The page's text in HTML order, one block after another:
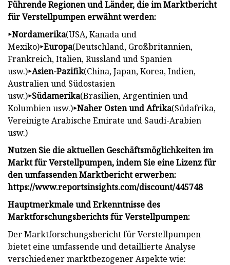
Führende Regionen und Länder, die im Marktbericht
für Verstellpumpen erwähnt werden:
‣Nordamerika(USA, Kanada und
Mexiko)‣Europa(Deutschland, Großbritannien,
Frankreich, Italien, Russland und Spanien
usw.)‣Asien-Pazifik(China, Japan, Korea, Indien,
Australien und Südostasien
usw.)‣Südamerika(Brasilien, Argentinien und
Kolumbien usw.)‣Naher Osten und Afrika(Südafrika,
Vereinigte Arabische Emirate und Saudi-Arabien
usw.)
Nutzen Sie die aktuellen Geschäftsmöglichkeiten im
Markt für Verstellpumpen, indem Sie eine Lizenz für
den umfassenden Marktbericht erwerben:
https://www.reportsinsights.com/discount/445748
Hauptmerkmale und Erkenntnisse des
Marktforschungsberichts für Verstellpumpen:
Der Marktforschungsbericht für Verstellpumpen
bietet eine umfassende und detaillierte Analyse
verschiedener marktbezogener Aspekte wie: